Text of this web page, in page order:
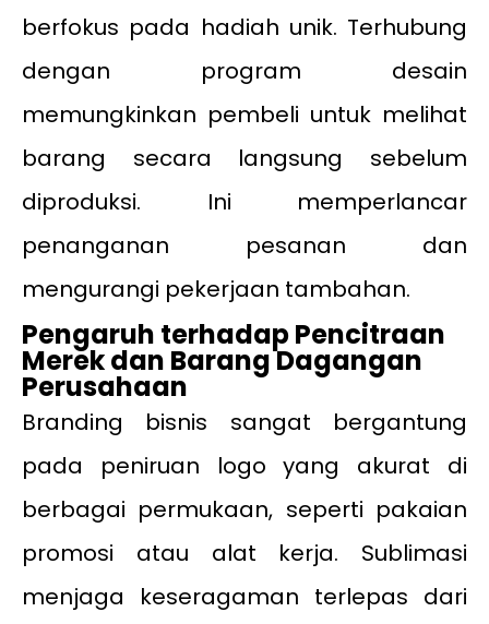
berfokus pada hadiah unik. Terhubung
dengan program desain
memungkinkan pembeli untuk melihat
barang secara langsung sebelum
diproduksi. Ini memperlancar
penanganan pesanan dan
mengurangi pekerjaan tambahan.
Pengaruh terhadap Pencitraan
Merek dan Barang Dagangan
Perusahaan
Branding bisnis sangat bergantung
pada peniruan logo yang akurat di
berbagai permukaan, seperti pakaian
promosi atau alat kerja. Sublimasi
menjaga keseragaman terlepas dari